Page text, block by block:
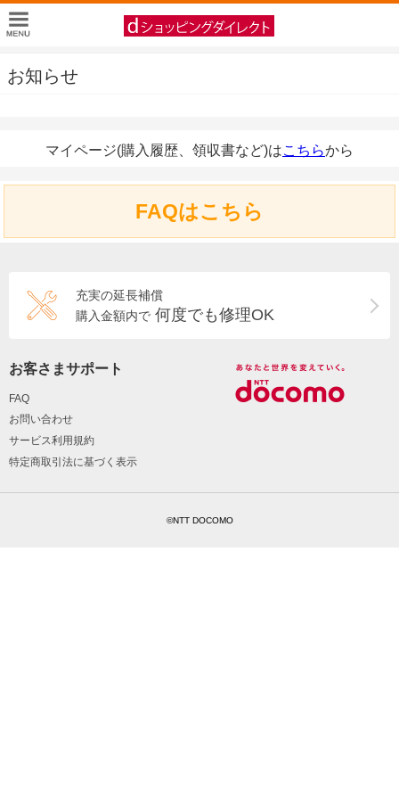
お知らせ
マイページ(購入履歴、領収書など)はこちらから
FAQはこちら
充実の延長補償
購入金額内で 何度でも修理OK
お客さまサポート
FAQ
お問い合わせ
サービス利用規約
特定商取引法に基づく表示
©NTT DOCOMO